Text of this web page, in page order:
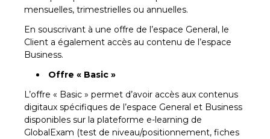
mensuelles, trimestrielles ou annuelles.
En souscrivant à une offre de l’espace General, le
Client a également accès au contenu de l’espace
Business.
Offre « Basic »
L’offre « Basic » permet d’avoir accès aux contenus
digitaux spécifiques de l’espace General et Business
disponibles sur la plateforme e-learning de
GlobalExam (test de niveau/positionnement, fiches